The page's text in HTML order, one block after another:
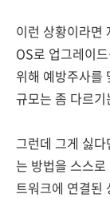
이런 상황이라면
OS로 업그레이
위해 예방주사를
규모는 좀 다르
그런데 그게 싫
는 방법을 스스
트워크에 연결된